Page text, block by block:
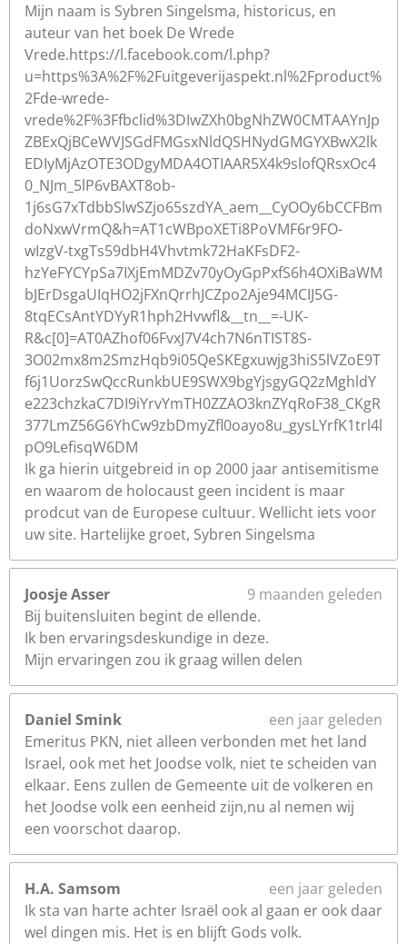
Mijn naam is Sybren Singelsma, historicus, en
auteur van het boek De Wrede
Vrede.https://l.facebook.com/l.php?
u=https%3A%2F%2Fuitgeverijaspekt.nl%2Fproduct%
2Fde-wrede-
vrede%2F%3Ffbclid%3DIwZXh0bgNhZW0CMTAAYnJp
ZBExQjBCeWVJSGdFMGsxNldQSHNydGMGYXBwX2lk
EDIyMjAzOTE3ODgyMDA4OTIAAR5X4k9slofQRsxOc4
0_NJm_5lP6vBAXT8ob-
1j6sG7xTdbbSlwSZjo65szdYA_aem__CyOOy6bCCFBm
doNxwVrmQ&h=AT1cWBpoXETi8PoVMF6r9FO-
wIzgV-txgTs59dbH4Vhvtmk72HaKFsDF2-
hzYeFYCYpSa7IXjEmMDZv70yOyGpPxfS6h4OXiBaWM
bJErDsgaUIqHO2jFXnQrrhJCZpo2Aje94MCIJ5G-
8tqECsAntYDYyR1hph2Hvwfl&__tn__=-UK-
R&c[0]=AT0AZhof06FvxJ7V4ch7N6nTIST8S-
3O02mx8m2SmzHqb9i05QeSKEgxuwjg3hiS5lVZoE9T
f6j1UorzSwQccRunkbUE9SWX9bgYjsgyGQ2zMghldY
e223chzkaC7DI9iYrvYmTH0ZZAO3knZYqRoF38_CKgR
377LmZ56G6YhCw9zbDmyZfl0oayo8u_gysLYrfK1trl4l
pO9LefisqW6DM
Ik ga hierin uitgebreid in op 2000 jaar antisemitisme
en waarom de holocaust geen incident is maar
prodcut van de Europese cultuur. Wellicht iets voor
uw site. Hartelijke groet, Sybren Singelsma
Joosje Asser
9 maanden geleden
Bij buitensluiten begint de ellende.
Ik ben ervaringsdeskundige in deze.
Mijn ervaringen zou ik graag willen delen
Daniel Smink
een jaar geleden
Emeritus PKN, niet alleen verbonden met het land
Israel, ook met het Joodse volk, niet te scheiden van
elkaar. Eens zullen de Gemeente uit de volkeren en
het Joodse volk een eenheid zijn,nu al nemen wij
een voorschot daarop.
H.A. Samsom
een jaar geleden
Ik sta van harte achter Israël ook al gaan er ook daar
wel dingen mis. Het is en blijft Gods volk.